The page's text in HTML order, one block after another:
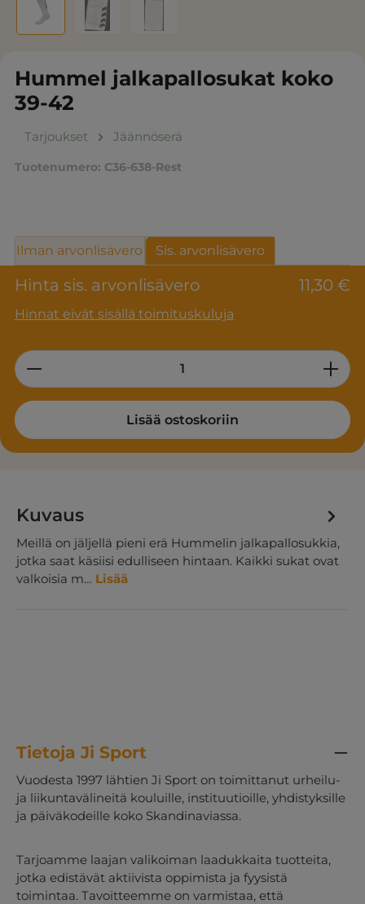
Hummel jalkapallosukat koko
39-42
Tarjoukset Jäännöserä
Tuotenumero: C36-638-Rest
Hinta sis. arvonlisävero 11,30 €
Hinnat eivät sisällä toimituskuluja
Ilman arvonlisävero Sis. arvonlisävero
Product Quantity: Enter the desired
Lisää ostoskoriin
Kuvaus
Meillä on jäljellä pieni erä Hummelin jalkapallosukkia,
jotka saat käsiisi edulliseen hintaan. Kaikki sukat ovat
valkoisia m… Lisää
Tietoja Ji Sport
Vuodesta 1997 lähtien Ji Sport on toimittanut urheilu-
ja liikuntavälineitä kouluille, instituutioille, yhdistyksille
ja päiväkodeille koko Skandinaviassa.
Tarjoamme laajan valikoiman laadukkaita tuotteita,
jotka edistävät aktiivista oppimista ja fyysistä
toimintaa. Tavoitteemme on varmistaa, että